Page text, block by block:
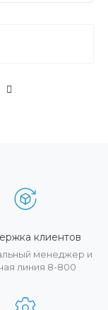
клиентов
менеджер и
линия 8-800